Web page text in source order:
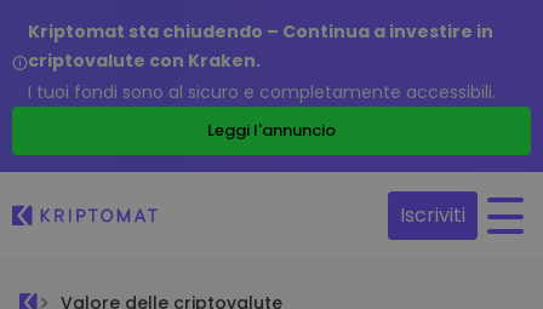
Kriptomat sta chiudendo – Continua a investire in
criptovalute con Kraken.
I tuoi fondi sono al sicuro e completamente accessibili.
Leggi l'annuncio
Iscriviti
Valore delle criptovalute